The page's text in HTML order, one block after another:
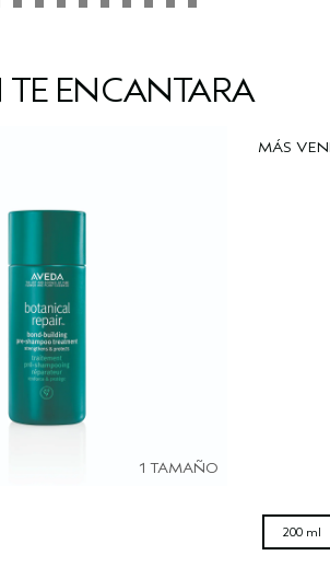
TE ENCANTARÁ
1 TAMAÑO
MÁS
200 ml